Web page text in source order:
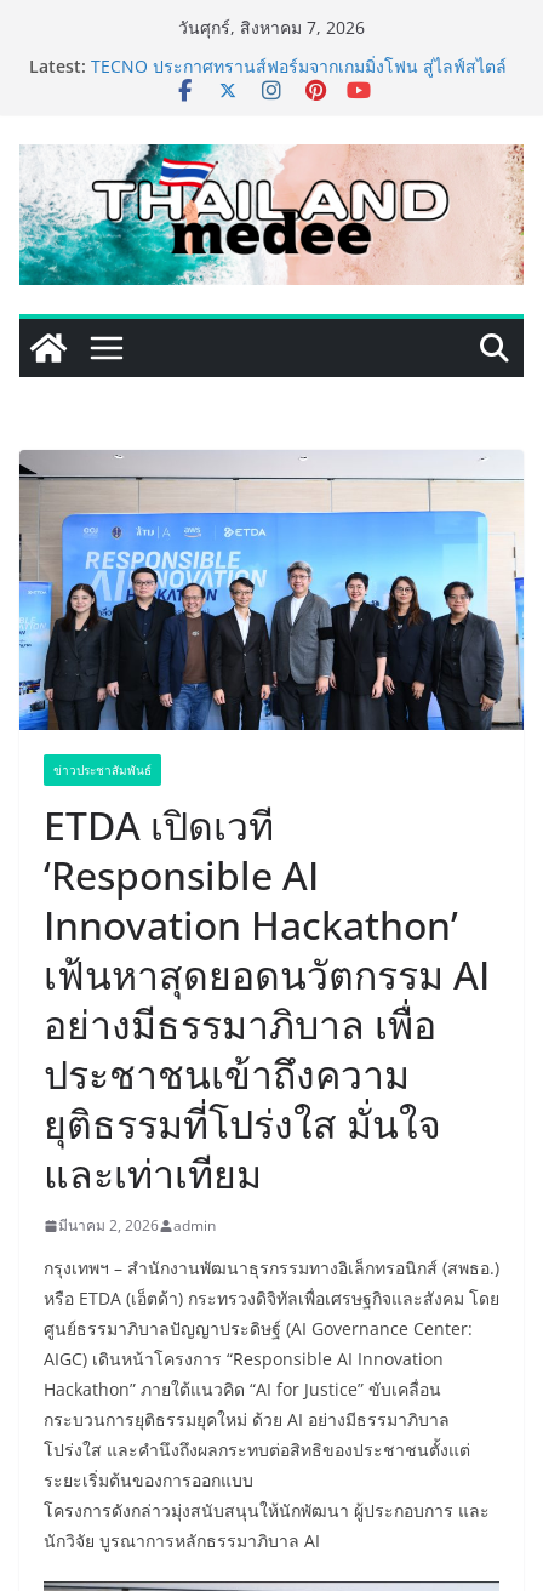
วันศุกร์, สิงหาคม 7, 2026
Latest: เหิงลี่ แมนูแฟคเจอริ่ง เทคโนโลยี (ไทยแลนด์) เปิดโรงงาน
แห่งใหม่ในชลบุรี เดินหน้าขยายฐานการผลิตสู่เอเชียตะวัน
แฟชั่นไอเท็ม เสิร์ฟใหญ่ปักหมุดแลนมาร์คใหม่กลางสถานี
MRT วาง POVA 8 Series จุดเริ่มต้นครั้งสำคัญ
ครั้งแรกของอุตสาหกรรมสีไทย นิปปอนเพนต์ผนึก 6 พันธ
มิตรโมเดิร์นเทรดชั้นนำ นำร่องเปิดตัว “NIPPON PAINT
WORRY FREE” โปรแกรมดูแลคุณภาพฟิล์มสีหลังการขาย
ยกระดับความมั่นใจลูกค้าด้วยผลิตภัณฑ์คุณภาพและ
เริ่มแล้ว! อ.ต.ก.แฟร์ 4 ภาค @ภาคกลาง “มนต์เสน่ห์เกษตร
ไทย สู่ใจกลางมหานคร” ชวนชิม ช้อป สินค้าเกษตร
คุณภาพจากทั่วไทย วันนี้ – 8 สิงหาคมนี้ ณ ลานคนเมือง
ราชปณิธาน สร้างคุณค่าการท่องเที่ยวไทยอย่างยั่งยืน
ข่าวประชาสัมพันธ์
ETDA เปิดเวที
‘Responsible AI
Innovation Hackathon’
เฟ้นหาสุดยอดนวัตกรรม AI
อย่างมีธรรมาภิบาล เพื่อ
ประชาชนเข้าถึงความ
ยุติธรรมที่โปร่งใส มั่นใจ
และเท่าเทียม
มีนาคม 2, 2026 admin
​กรุงเทพฯ – สำนักงานพัฒนาธุรกรรมทางอิเล็กทรอนิกส์ (สพธอ.)
หรือ ETDA (เอ็ตด้า) กระทรวงดิจิทัลเพื่อเศรษฐกิจและสังคม โดย
ศูนย์ธรรมาภิบาลปัญญาประดิษฐ์ (AI Governance Center:
AIGC) เดินหน้าโครงการ “Responsible AI Innovation
Hackathon” ภายใต้แนวคิด “AI for Justice” ขับเคลื่อน
กระบวนการยุติธรรมยุคใหม่ ด้วย AI อย่างมีธรรมาภิบาล
โปร่งใส และคำนึงถึงผลกระทบต่อสิทธิของประชาชนตั้งแต่
ระยะเริ่มต้นของการออกแบบ
​โครงการดังกล่าวมุ่งสนับสนุนให้นักพัฒนา ผู้ประกอบการ และ
นักวิจัย บูรณาการหลักธรรมาภิบาล AI